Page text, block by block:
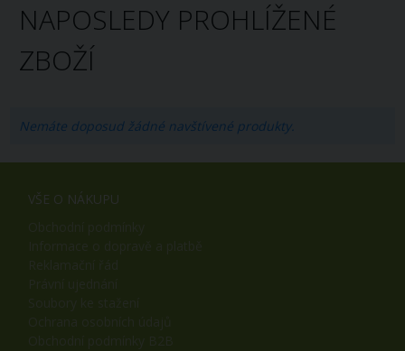
NAPOSLEDY PROHLÍŽENÉ
ZBOŽÍ
Nemáte doposud žádné navštívené produkty.
VŠE O NÁKUPU